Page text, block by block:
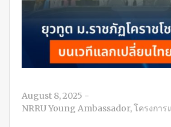
August 8, 2025 -
NRRU Young Ambassador,โครงกา